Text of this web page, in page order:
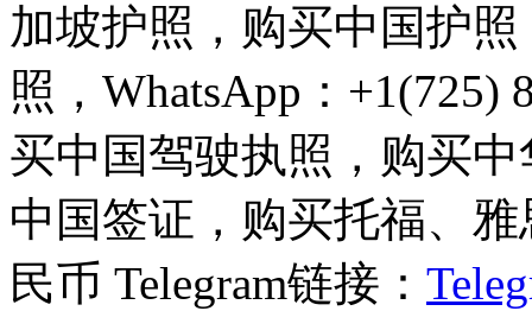
加坡护照，购买中国护
照，WhatsApp：+1(725)
买中国驾驶执照，购买
中国签证，购买托福、
民币 Telegram链接：